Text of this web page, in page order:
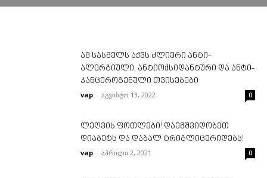
ამ სასმელს აქვს ძლიერი ანტი-
ალერგიული, ანტიოქსიდანტური და ანტი-
კანცეროგენული თვისებები
vap - აგვისტო 13, 2022 0
ლეღვის ფოთლები! დაემშვიდობეთ
დიაბეტს და დაბალ ტრიგლიცერიდებს!
vap - აპრილი 2, 2021 0